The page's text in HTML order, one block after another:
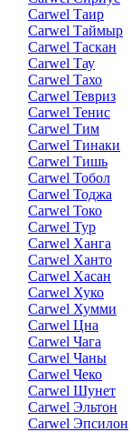
Carwel Таир
Carwel Таймыр
Carwel Таскан
Carwel Тау
Carwel Тахо
Carwel Тевриз
Carwel Тенис
Carwel Тим
Carwel Тинаки
Carwel Тишь
Carwel Тобол
Carwel Тоджа
Carwel Токо
Carwel Тур
Carwel Ханга
Carwel Ханто
Carwel Хасан
Carwel Хуко
Carwel Хумми
Carwel Цна
Carwel Чага
Carwel Чаны
Carwel Чеко
Carwel Шунет
Carwel Эльтон
Carwel Эпсилон